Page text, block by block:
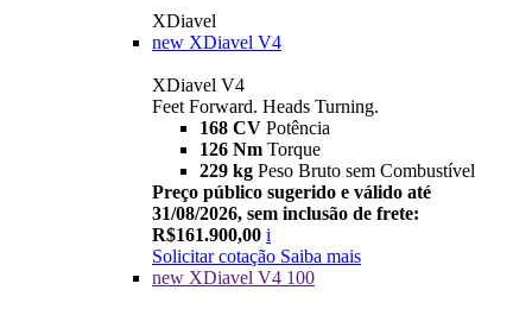
XDiavel
new XDiavel V4
XDiavel V4
Feet Forward. Heads Turning.
168 CV Potência
126 Nm Torque
229 kg Peso Bruto sem Combustível
Preço público sugerido e válido até
31/08/2026, sem inclusão de frete:
R$161.900,00 i
Solicitar cotação Saiba mais
new XDiavel V4 100